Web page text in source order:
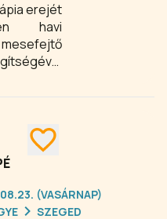
erejét
havi
és
ha
(VASÁRNAP)
SZEGED